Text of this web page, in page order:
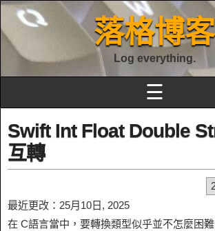
落格博客
Log everything.
☰
Swift Int Float Double
互轉
最近更改：25月10日, 2025
在 C語言當中，要轉換類型似乎並不怎麼困